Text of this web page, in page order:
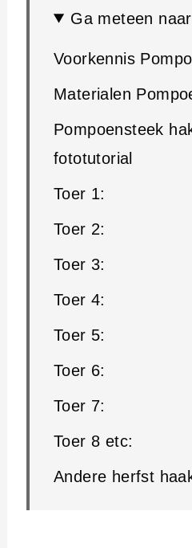
Ga meteen naar
Voorkennis
Materialen
Pompoensteek
fototutorial
Toer 1:
Toer 2:
Toer 3:
Toer 4:
Toer 5:
Toer 6:
Toer 7:
Toer 8 etc:
Andere herfst